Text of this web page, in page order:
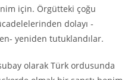
için. Örgütteki çoğu
dolayı -
yeniden tutuklandılar.
olarak Türk ordusunda